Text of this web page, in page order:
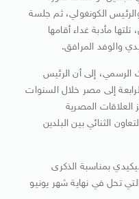
والرئيس الكونغولي، ثم جلسة
مأدبة غداء أقامها
والوفد المرافق.
الرسمي، إلى أن الرئيس
إلى مصر خلال السنوات
العلاقات المصرية
الثنائي بين البلدين
بمناسبة الذكرى
تحل في نهاية شهر يونيو